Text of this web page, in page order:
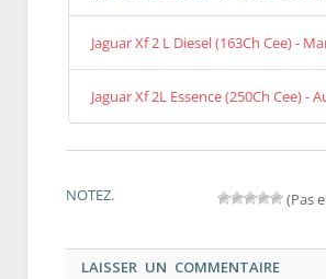
Jaguar Xf 2 L Diesel (163Ch Cee) -
Jaguar Xf 2L Essence (250Ch Cee) -
NOTEZ. (Pas
LAISSER UN COMMENTAIRE